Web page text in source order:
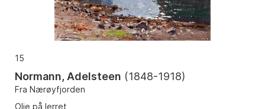
15
Normann, Adelsteen (1848-1918)
Fra Nærøyfjorden
Olje på lerret